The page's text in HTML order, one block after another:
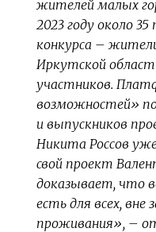
жителей малых
2023 году около
конкурса –
Иркутской
участников.
возможностей»
и выпускников
Никита Россов
свой проект
доказывает, что
есть для всех,
проживания», –